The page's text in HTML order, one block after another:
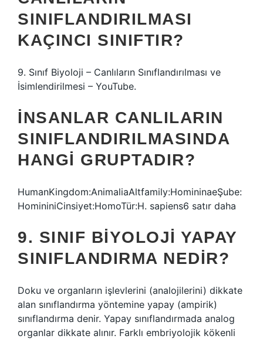
SINIFLANDIRILMASI
KAÇINCI SINIFTIR?
9. Sınıf Biyoloji – Canlıların Sınıflandırılması ve
İsimlendirilmesi – YouTube.
İNSANLAR CANLILARIN
SINIFLANDIRILMASINDA
HANGI GRUPTADIR?
HumanKingdom:AnimaliaAltfamily:HomininaeŞube:
HomininiCinsiyet:HomoTür:H. sapiens6 satır daha
9. SINIF BIYOLOJI YAPAY
SINIFLANDIRMA NEDIR?
Doku ve organların işlevlerini (analojilerini) dikkate
alan sınıflandırma yöntemine yapay (ampirik)
sınıflandırma denir. Yapay sınıflandırmada analog
organlar dikkate alınır. Farklı embriyolojik kökenli